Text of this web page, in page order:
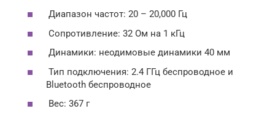
Диапазон частот: 20 – 20,000 Гц
Сопротивление: 32 Oм на 1 кГц
Динамики: неодимовые динамики 40 мм
Тип подключения: 2.4 ГГц беспроводное и
Bluetooth беспроводное
Вес: 367 г